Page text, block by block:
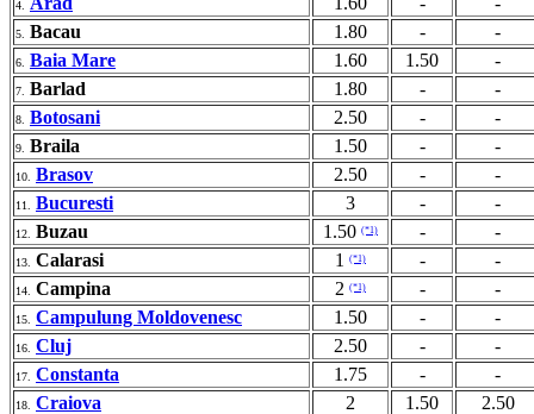
4.
5. Bacau 1.80 - -
6. Baia Mare 1.60 1.50 -
7. Barlad 1.80 - -
8. Botosani 2.50 - -
9. Braila 1.50 - -
10. Brasov 2.50 - -
11. Bucuresti 3 - -
12. Buzau 1.50 (*1) - -
13. Calarasi 1 (*1) - -
14. Campina 2 (*1) - -
15. Campulung Moldovenesc 1.50 - -
16. Cluj 2.50 - -
17. Constanta 1.75 - -
18. Craiova 2 1.50 2.50